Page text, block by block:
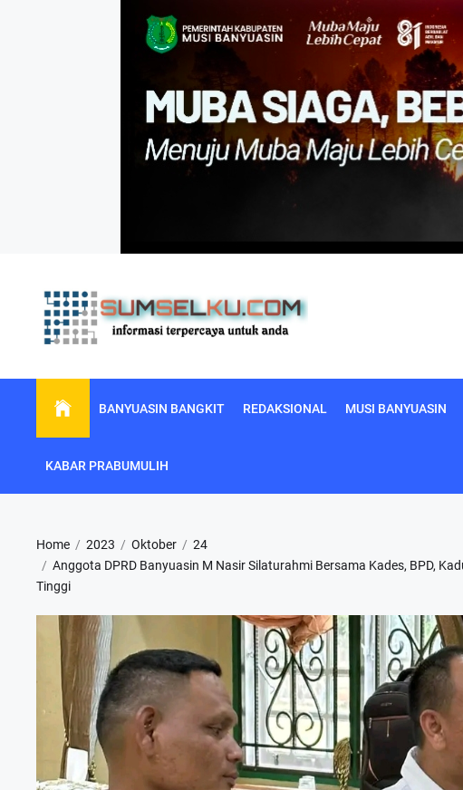
BANYUASIN BANGKIT REDAKSIONAL MUSI BANYUASIN
KABAR PRABUMULIH
Home 2023 Oktober
24
Anggota DPRD Banyuasin M Nasir Silaturahmi Bersama Kades, BPD,
Tinggi